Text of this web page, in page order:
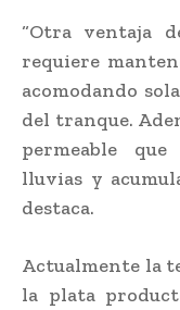
“Otra ventaja
requiere
acomodando
del tranque.
permeable
lluvias y
destaca.
Actualmente la
la plata